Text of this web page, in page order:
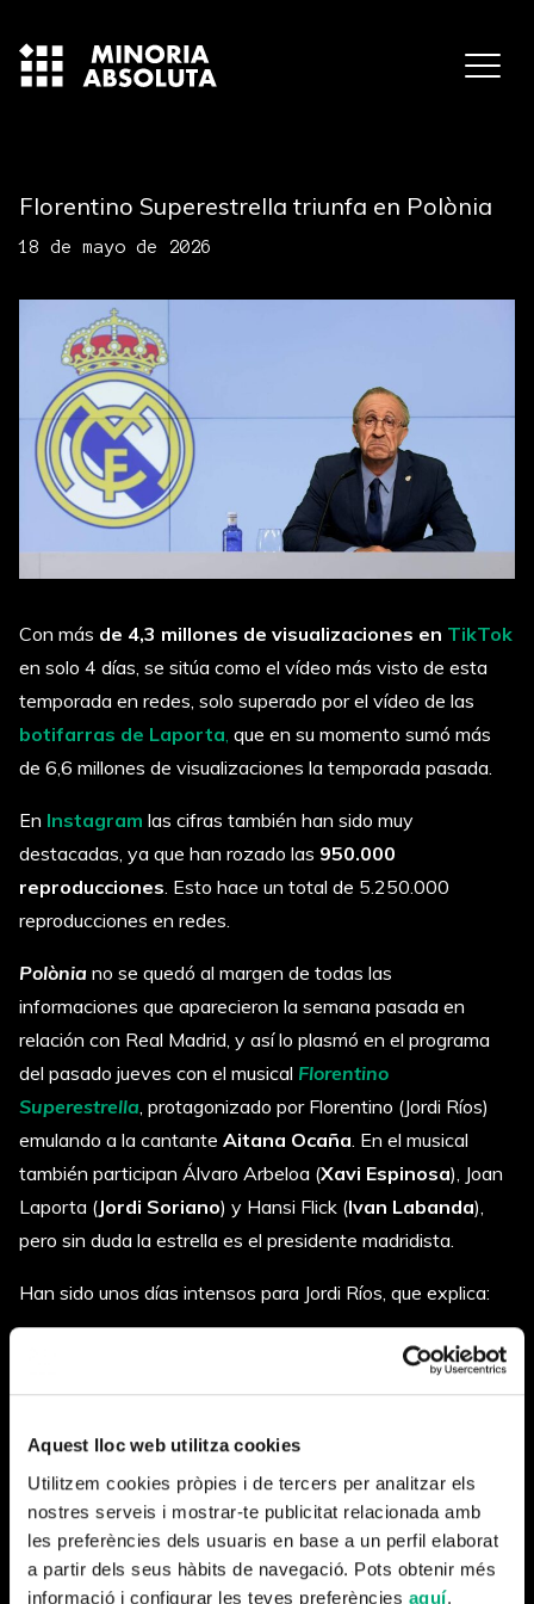
Aquest lloc web utilitza cookies
Utilitzem cookies pròpies i de tercers per analitzar els
nostres serveis i mostrar-te publicitat relacionada amb
les preferències dels usuaris en base a un perfil elaborat
a partir dels seus hàbits de navegació. Pots obtenir més
informació i configurar les teves preferències aquí.
Florentino Superestrella triunfa en Polònia
18 de mayo de 2026
Con más de 4,3 millones de visualizaciones en TikTok
en solo 4 días, se sitúa como el vídeo más visto de esta
temporada en redes, solo superado por el vídeo de las
botifarras de Laporta que en su momento sumó más
de 6,6 millones de visualizaciones la temporada pasada.
En Instagram las cifras también han sido muy
destacadas, ya que han rozado las 950.000
reproducciones . Esto hace un total de 5.250.000
reproducciones en redes.
Polònia no se quedó al margen de todas las
informaciones que aparecieron la semana pasada en
relación con Real Madrid, y así lo plasmó en el programa
del pasado jueves con el musical Florentino
Superestrella , protagonizado por Florentino (Jordi Ríos)
emulando a la cantante Aitana Ocaña . En el musical
también participan Álvaro Arbeloa (Xavi Espinosa), Joan
Laporta (Jordi Soriano) y Hansi Flick (Ivan Labanda),
pero sin duda la estrella es el presidente madridista.
Han sido unos días intensos para Jordi Ríos, que explica:
Mientras se estaba haciendo la rueda de prensa recibí
entre 30 y 40 mensajes de WhatsApp diciéndome que se
Madrid amigos míos. Además, he ganado más de 1.500
seguidores en Instagram en dos días, más de los que gano
en todo un año. Una locura, de verdad.
Los vídeos exclusivos digitales con Florentino Pérez ylas
soluciones a la huelga de maestrossuman más de